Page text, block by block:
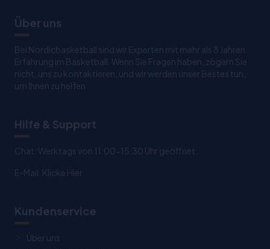
Über uns
Bei Nordicbasketball sind wir Experten mit mehr als 8 Jahren
Erfahrung im Basketball. Wenn Sie Fragen haben, zögern Sie
nicht, uns zu kontaktieren, und wir werden unser Bestes tun,
um Ihnen zu helfen
Hilfe & Support
Chat: Werktags von 11:00-15:30 Uhr geöffnet.
E-Mail: Klicke Hier
Kundenservice
Über uns